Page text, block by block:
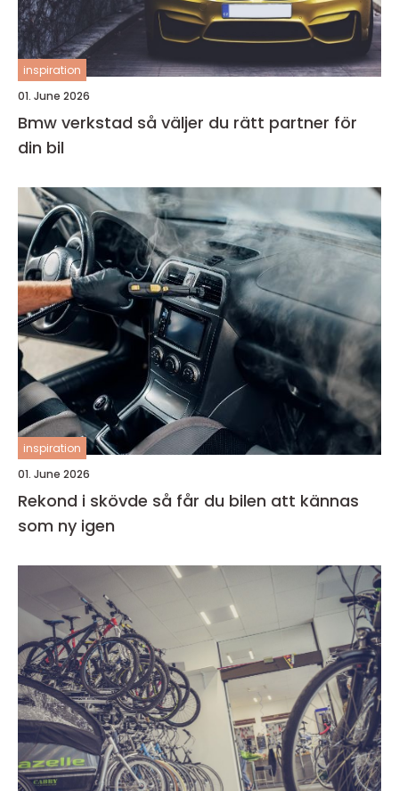
inspiration
01. June 2026
Bmw verkstad så väljer du rätt partner för
din bil
inspiration
01. June 2026
Rekond i skövde så får du bilen att kännas
som ny igen